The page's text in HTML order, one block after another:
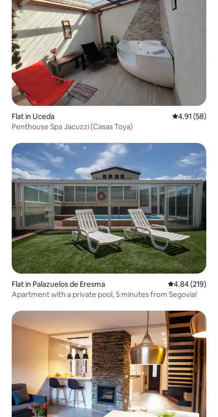
Flat in Uceda 4.91 out of 5
4.91 (58)
Penthouse Spa Jacuzzi (Casas Toya)
Flat in Palazuelos de Eresma 4.84 out of 5
4.84 (219)
Apartment with a private pool, 5 minutes from Segovia!